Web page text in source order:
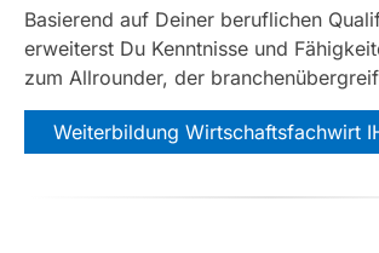
Basierend auf Deiner beruflichen
erweiterst Du Kenntnisse und
zum Allrounder, der
Weiterbildung Wirtschaftsfachwirt